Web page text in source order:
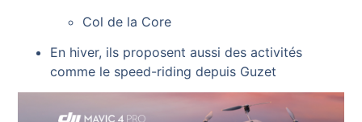
Col de la Core
En hiver, ils proposent aussi des activités
comme le speed-riding depuis Guzet